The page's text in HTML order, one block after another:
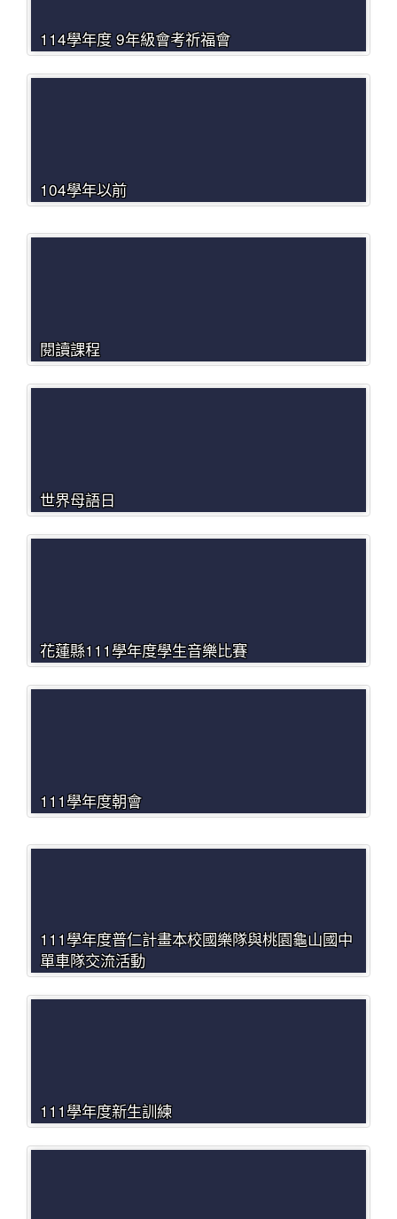
114學年度 9年級會考祈福會
104學年以前
閱讀課程
世界母語日
花蓮縣111學年度學生音樂比賽
111學年度朝會
111學年度普仁計畫本校國樂隊與桃園龜山國中
單車隊交流活動
111學年度新生訓練